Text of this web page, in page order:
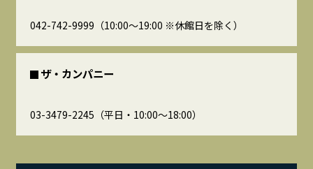
042-742-9999（10:00～19:00 ※休館日を除く）
ザ・カンパニー
03-3479-2245（平日・10:00～18:00）